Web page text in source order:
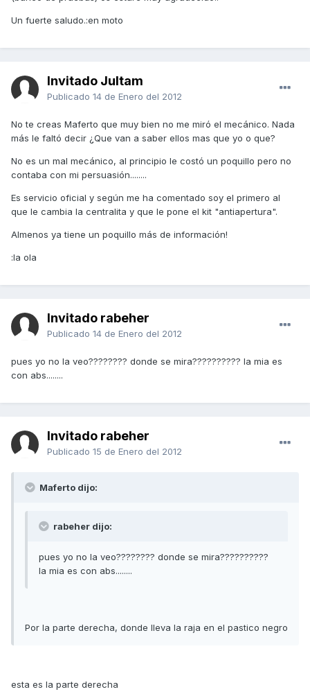
Un fuerte saludo.:en moto
Invitado Jultam
Publicado 14 de Enero del 2012
No te creas Maferto que muy bien no me miró el mecánico. Nada
más le faltó decir ¿Que van a saber ellos mas que yo o que?
No es un mal mecánico, al principio le costó un poquillo pero no
contaba con mi persuasión........
Es servicio oficial y según me ha comentado soy el primero al
que le cambia la centralita y que le pone el kit "antiapertura".
Almenos ya tiene un poquillo más de información!
:la ola
Invitado rabeher
Publicado 14 de Enero del 2012
pues yo no la veo???????? donde se mira?????????? la mia es
con abs........
Invitado rabeher
Publicado 15 de Enero del 2012
Maferto dijo:
rabeher dijo:
pues yo no la veo???????? donde se mira??????????
la mia es con abs........
Por la parte derecha, donde lleva la raja en el pastico negro
esta es la parte derecha